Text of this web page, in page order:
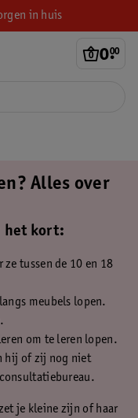
in huis
0.
00
Alles over
het kort:
ze tussen de 10 en 18
meubels lopen.
om te leren lopen.
hij of zij nog niet
je kleine zijn of haar